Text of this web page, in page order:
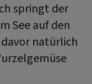
springt der
See auf den
natürlich